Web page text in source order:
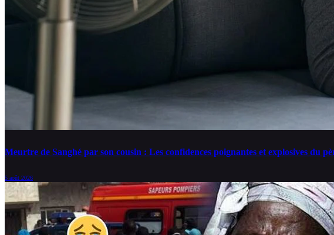
Meurtre de Sanghé par son cousin : Les confidences poignantes et explosives du
5 août 2026